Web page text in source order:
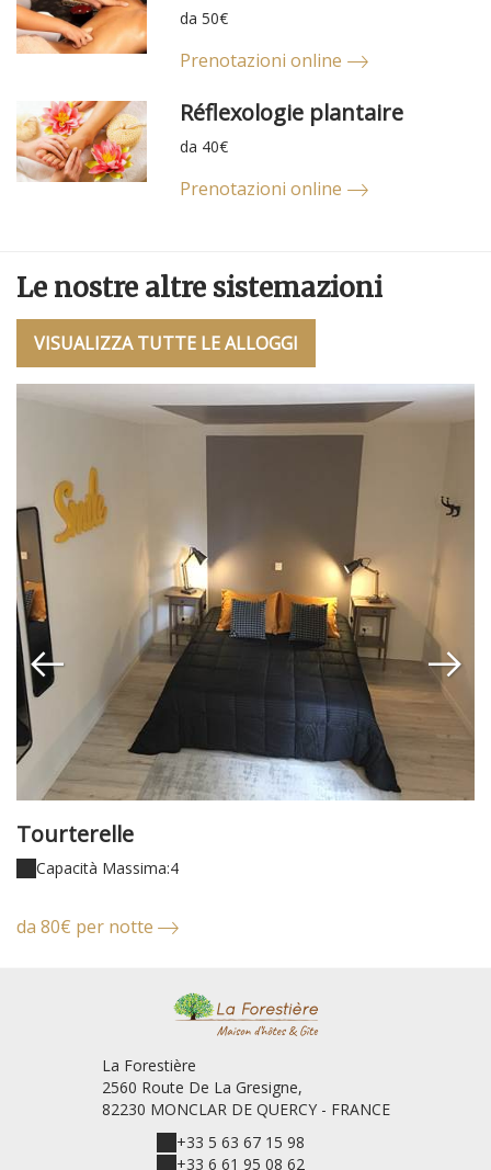
da 50€
Prenotazioni online
Réflexologie plantaire
da 40€
Prenotazioni online
Le nostre altre sistemazioni
VISUALIZZA TUTTE LE ALLOGGI
Tourterelle
Capacità Massima:4
da 80€ per notte
La Forestière
2560 Route De La Gresigne,
82230 MONCLAR DE QUERCY - FRANCE
+33 5 63 67 15 98
+33 6 61 95 08 62